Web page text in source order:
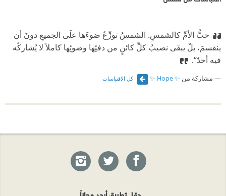
حبُّ الأمِّ كالشمسِ. ‫ الشمسُ توزِّعُ ضوءَها علَى الجميعِ دونَ أن
ينقسمَ، بلْ يبقَى نصيبُ كلِّ كائنٍ من دفئِها وضوئِها كاملاً لا يُشاركُه
فيه أحدٌ“.
مشاركة من ✨ Hope ✨ كل الاقتباسات